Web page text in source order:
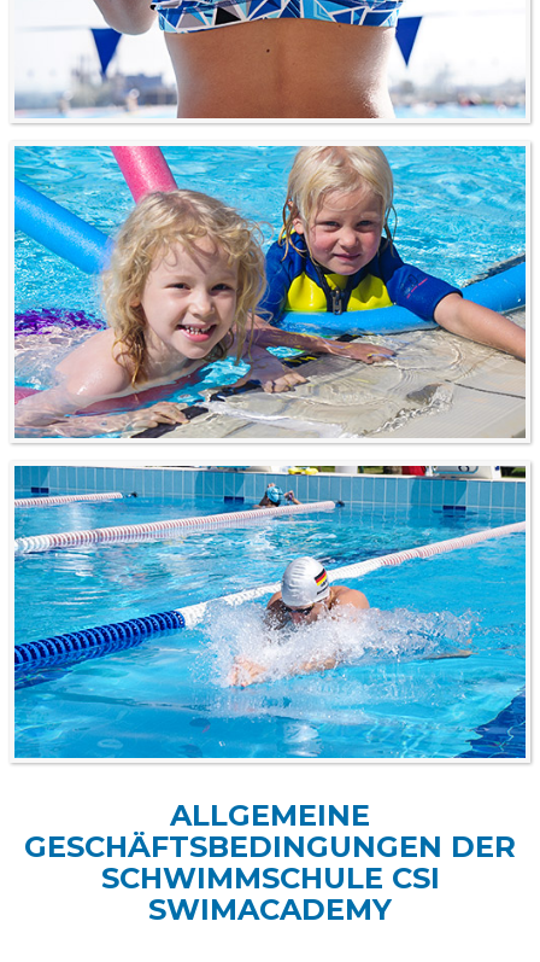
ALLGEMEINE
GESCHÄFTSBEDINGUNGEN DER
SCHWIMMSCHULE CSI
SWIMACADEMY